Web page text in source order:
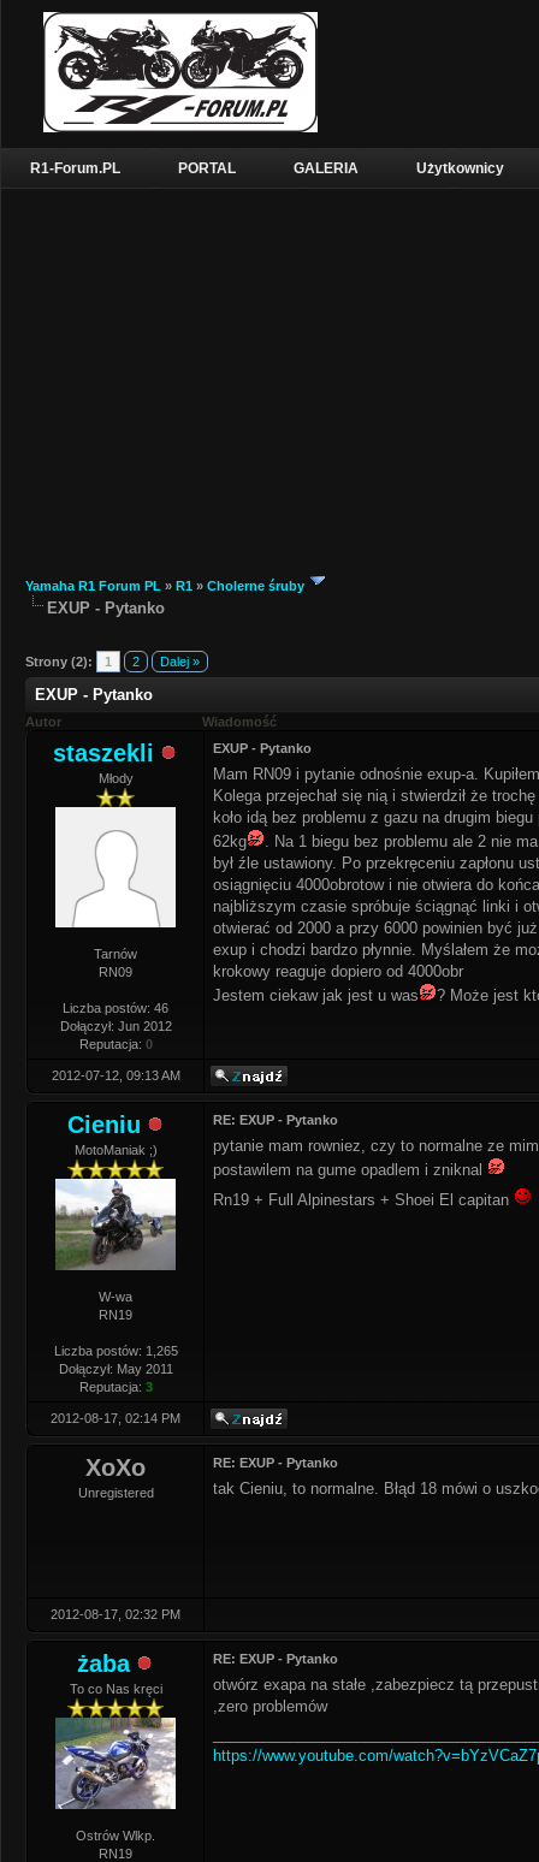
R1-Forum.PL PORTAL GALERIA Użytkownicy
Yamaha R1 Forum PL » R1 » Cholerne śruby
EXUP - Pytanko
Strony (2): 1 2 Dalej »
EXUP - Pytanko
Autor Wiadomość
staszekli
Młody
Tarnów
RN09
Liczba postów: 46
Dołączył: Jun 2012
Reputacja: 0
EXUP - Pytanko
Mam RN09 i pytanie odnośnie exup-a.
Kolega przejechał się nią i stwierdził że
koło idą bez problemu z gazu na drugim
62kg
. Na 1 biegu bez problemu ale 2 nie
był źle ustawiony. Po przekręceniu zapłonu
osiągnięciu 4000obrotow i nie otwiera do
najbliższym czasie spróbuje ściągnąć linki i
otwierać od 2000 a przy 6000 powinien być
exup i chodzi bardzo płynnie. Myślałem że
krokowy reaguje dopiero od 4000obr
Jestem ciekaw jak jest u was
? Może jest
2012-07-12, 09:13 AM
Cieniu
MotoManiak ;)
W-wa
RN19
Liczba postów: 1,265
Dołączył: May 2011
Reputacja: 3
RE: EXUP - Pytanko
pytanie mam rowniez, czy to normalne ze
postawilem na gume opadlem i zniknal
Rn19 + Full Alpinestars + Shoei El capitan
2012-08-17, 02:14 PM
XoXo
Unregistered
RE: EXUP - Pytanko
tak Cieniu, to normalne. Błąd 18 mówi o
2012-08-17, 02:32 PM
żaba
To co Nas kręci
Ostrów Wlkp.
RN19
RE: EXUP - Pytanko
otwórz exapa na stałe ,zabezpiecz tą
,zero problemów
https://www.youtube.com/